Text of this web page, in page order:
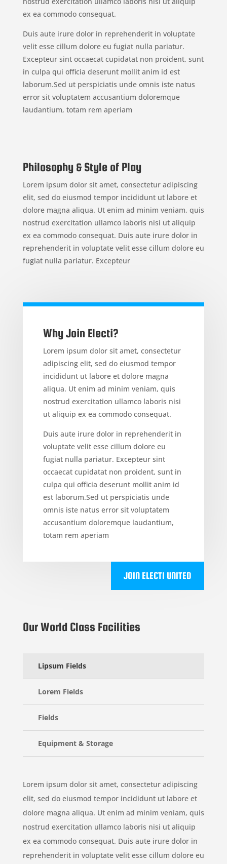
ex ea commodo consequat.
Duis aute irure dolor in reprehenderit in voluptate
velit esse cillum dolore eu fugiat nulla pariatur.
Excepteur sint occaecat cupidatat non proident, sunt
in culpa qui officia deserunt mollit anim id est
laborum.Sed ut perspiciatis unde omnis iste natus
error sit voluptatem accusantium doloremque
laudantium, totam rem aperiam
Philosophy & Style of Play
Lorem ipsum dolor sit amet, consectetur adipiscing
elit, sed do eiusmod tempor incididunt ut labore et
dolore magna aliqua. Ut enim ad minim veniam, quis
nostrud exercitation ullamco laboris nisi ut aliquip
ex ea commodo consequat. Duis aute irure dolor in
reprehenderit in voluptate velit esse cillum dolore eu
fugiat nulla pariatur. Excepteur
Why Join Electi?
Lorem ipsum dolor sit amet, consectetur
adipiscing elit, sed do eiusmod tempor
incididunt ut labore et dolore magna
aliqua. Ut enim ad minim veniam, quis
nostrud exercitation ullamco laboris nisi
ut aliquip ex ea commodo consequat.
Duis aute irure dolor in reprehenderit in
voluptate velit esse cillum dolore eu
fugiat nulla pariatur. Excepteur sint
occaecat cupidatat non proident, sunt in
culpa qui officia deserunt mollit anim id
est laborum.Sed ut perspiciatis unde
omnis iste natus error sit voluptatem
accusantium doloremque laudantium,
totam rem aperiam
JOIN ELECTI UNITED
Our World Class Facilities
Lipsum Fields
Lorem Fields
Fields
Equipment & Storage
Lorem ipsum dolor sit amet, consectetur adipiscing
elit, sed do eiusmod tempor incididunt ut labore et
dolore magna aliqua. Ut enim ad minim veniam, quis
nostrud exercitation ullamco laboris nisi ut aliquip
ex ea commodo consequat. Duis aute irure dolor in
reprehenderit in voluptate velit esse cillum dolore eu